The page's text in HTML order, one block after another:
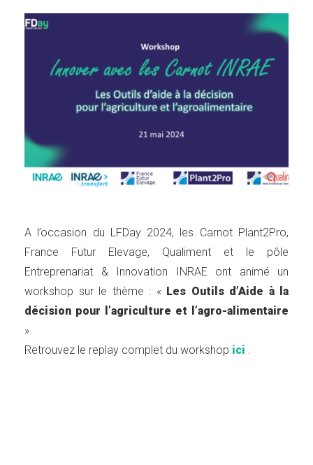
A l’occasion du LFDay 2024, les Carnot Plant2Pro,
France Futur Elevage, Qualiment et le pôle
Entreprenariat & Innovation INRAE ont animé un
workshop sur le thème : « Les Outils d’Aide à la
décision pour l’agriculture et l’agro-alimentaire
».
Retrouvez le replay complet du workshop ici .